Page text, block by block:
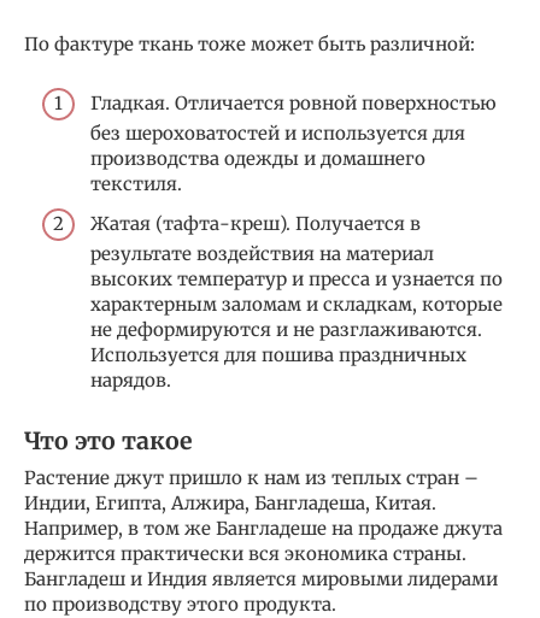
По фактуре ткань тоже может быть различной:
Гладкая. Отличается ровной поверхностью
без шероховатостей и используется для
производства одежды и домашнего
текстиля.
Жатая (тафта-креш). Получается в
результате воздействия на материал
высоких температур и пресса и узнается по
характерным заломам и складкам, которые
не деформируются и не разглаживаются.
Используется для пошива праздничных
нарядов.
Что это такое
Растение джут пришло к нам из теплых стран –
Индии, Египта, Алжира, Бангладеша, Китая.
Например, в том же Бангладеше на продаже джута
держится практически вся экономика страны.
Бангладеш и Индия является мировыми лидерами
по производству этого продукта.